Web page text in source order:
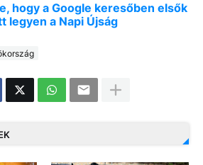
hogy a Google keresőben elsők
legyen a Napi Újság